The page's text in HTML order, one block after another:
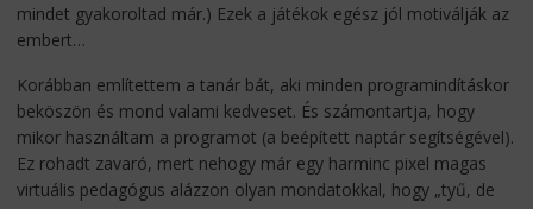
mindet gyakoroltad már.) Ezek a játékok egész jól motiválják az
embert…
Korábban említettem a tanár bát, aki minden programindításkor
beköszön és mond valami kedveset. És számontartja, hogy
mikor használtam a programot (a beépített naptár segítségével).
Ez rohadt zavaró, mert nehogy már egy harminc pixel magas
virtuális pedagógus alázzon olyan mondatokkal, hogy „tyű, de